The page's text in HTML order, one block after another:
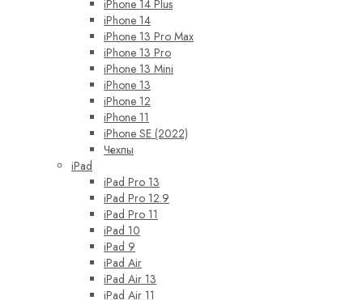
iPhone 14 Plus
iPhone 14
iPhone 13 Pro Max
iPhone 13 Pro
iPhone 13 Mini
iPhone 13
iPhone 12
iPhone 11
iPhone SE (2022)
Чехлы
iPad
iPad Pro 13
iPad Pro 12.9
iPad Pro 11
iPad 10
iPad 9
iPad Air
iPad Air 13
iPad Air 11